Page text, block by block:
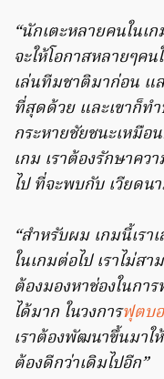
“นักเตะหลายคนในเ
จะให้โอกาสหลายๆค
เล่นทีมชาติมาก่อน แ
ที่สุดด้วย และเขาก็ท
กระหายชัยชนะเหมือ
เกม เราต้องรักษาค
ไป ที่จะพบกับ เวียดน
“สำหรับผม เกมนี้เร
ในเกมต่อไป เราไม่ส
ต้องมองหาช่องในกา
ได้มาก ในวงการฟุตบ
เราต้องพัฒนาขึ้นมาใ
ต้องดีกว่าเดิมไปอีก”